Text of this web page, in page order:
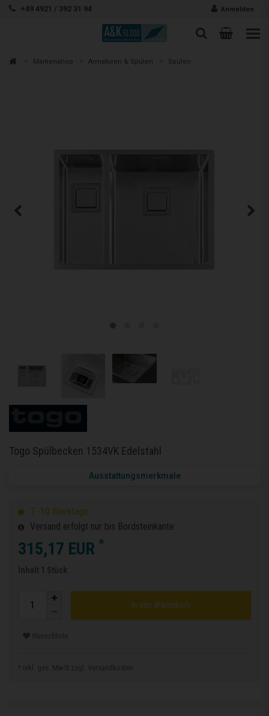
Zum Inhalt springen
+49 4921 / 392 31 94 Anmelden
Suche
Zur Markenshop Armaturen & Spülen Spülen
Togo Spülbecken 1534VK Edelstahl
Ausstattungsmerkmale
7 -10 Werktage
Versand erfolgt nur bis Bordsteinkante
315,17 EUR *
Inhalt 1 Stück
In den Warenkorb
Wunschliste
* inkl. ges. MwSt.zzgl. Versandkosten